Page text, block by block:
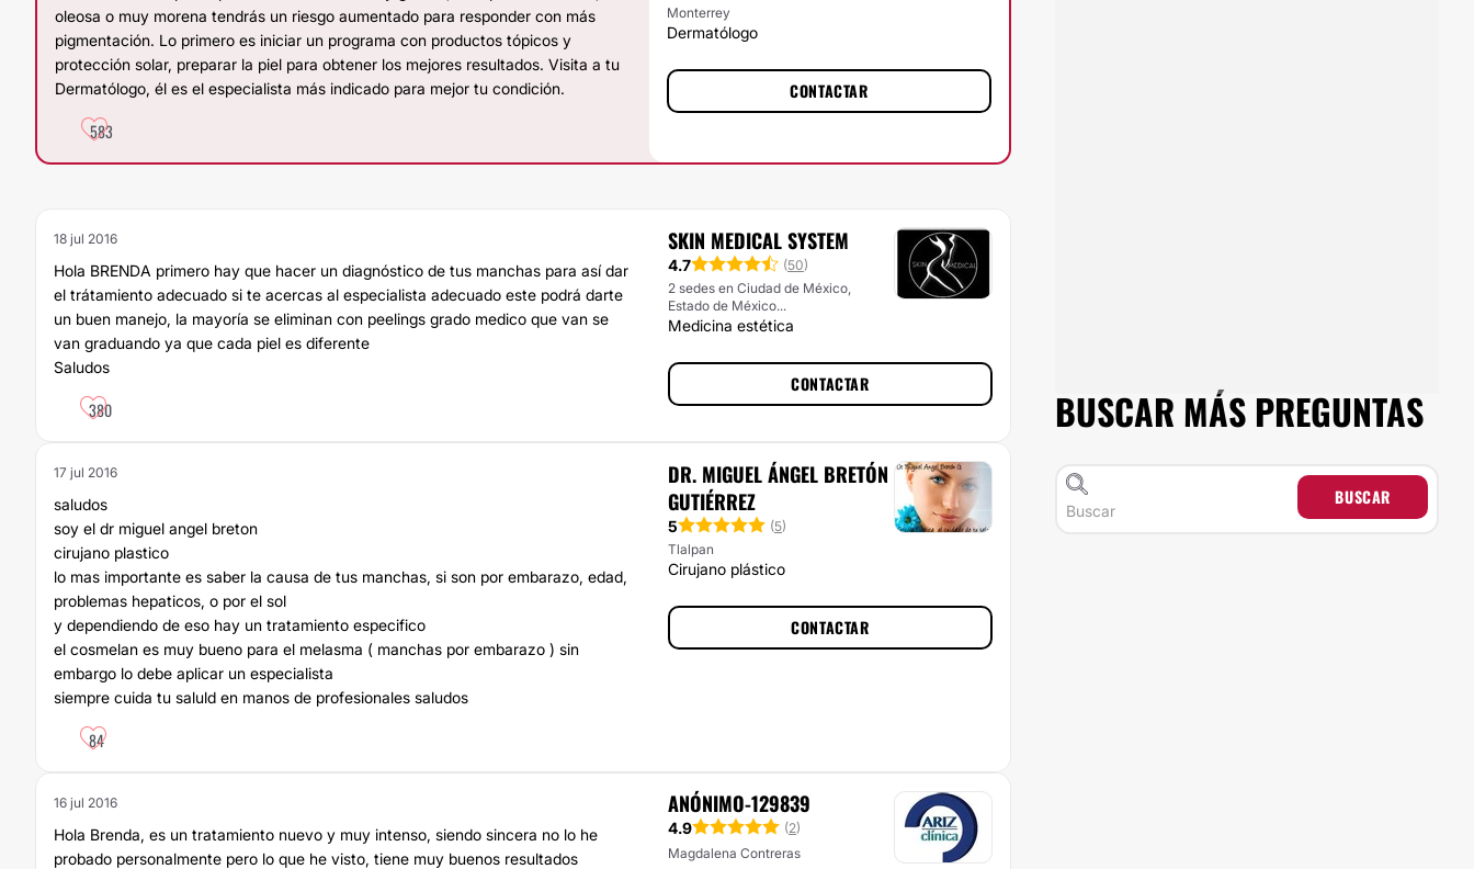
oleosa o muy morena tendrás un riesgo aumentado para responder con más
pigmentación. Lo primero es iniciar un programa con productos tópicos y
protección solar, preparar la piel para obtener los mejores resultados. Visita a tu
Dermatólogo, él es el especialista más indicado para mejor tu condición.
583
Monterrey
Dermatólogo
CONTACTAR
18 jul 2016
Hola BRENDA primero hay que hacer un diagnóstico de tus manchas para así dar
el trátamiento adecuado si te acercas al especialista adecuado este podrá darte
un buen manejo, la mayoría se eliminan con peelings grado medico que van se
van graduando ya que cada piel es diferente
Saludos
380
SKIN MEDICAL SYSTEM
4.7 (50)
2 sedes en Ciudad de México,
Estado de México...
Medicina estética
CONTACTAR
17 jul 2016
saludos
soy el dr miguel angel breton
cirujano plastico
lo mas importante es saber la causa de tus manchas, si son por embarazo, edad,
problemas hepaticos, o por el sol
y dependiendo de eso hay un tratamiento especifico
el cosmelan es muy bueno para el melasma ( manchas por embarazo ) sin
embargo lo debe aplicar un especialista
siempre cuida tu saluld en manos de profesionales saludos
84
DR. MIGUEL ÁNGEL BRETÓN
GUTIÉRREZ
5 (5)
Tlalpan
Cirujano plástico
CONTACTAR
16 jul 2016
Hola Brenda, es un tratamiento nuevo y muy intenso, siendo sincera no lo he
probado personalmente pero lo que he visto, tiene muy buenos resultados
ANÓNIMO-129839
4.9 (2)
Magdalena Contreras
BUSCAR MÁS PREGUNTAS
BUSCAR